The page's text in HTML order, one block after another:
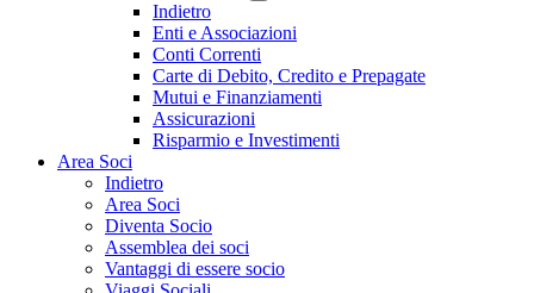
Indietro
Enti e Associazioni
Conti Correnti
Carte di Debito, Credito e Prepagate
Mutui e Finanziamenti
Assicurazioni
Risparmio e Investimenti
Area Soci
Indietro
Area Soci
Diventa Socio
Assemblea dei soci
Vantaggi di essere socio